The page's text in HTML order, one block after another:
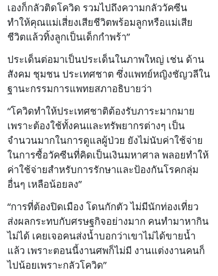
เองก็กลัวติดโควิด รวมไปถึงความกลัววัคซีน
ทำให้คุณแม่เสี่ยงเสียชีวิตพร้อมลูกหรือแม่เสีย
ชีวิตแล้วทิ้งลูกเป็นเด็กกำพร้า”
ประเด็นต่อมาเป็นประเด็นในภาพใหญ่ เช่น ด้าน
สังคม ชุมชน ประเทศชาต ซึ่งแพทย์หญิงชัญวลีใน
ฐานะกรรมการแพทยสภาอธิบายว่า
“โควิดทำให้ประเทศชาติต้องรับภาระมากมาย
เพราะต้องใช้ทั้งคนและทรัพยากรต่างๆ เป็น
จำนวนมากในการดูแลผู้ป่วย ยังไม่นับค่าใช้จ่าย
ในการซื้อวัคซีนที่คิดเป็นเงินมหาศาล พลอยทำให้
ค่าใช้จ่ายสำหรับการรักษาและป้องกันโรคกลุ่ม
อื่นๆ เหลือน้อยลง”
“การที่ต้องปิดเมือง โดนกักตัว ไม่มีนักท่องเที่ยว
ส่งผลกระทบกับศรษฐกิจอย่างมาก คนทำมาหากิน
ไม่ได้ เคยเจอคนส่งน้ำบอกว่าเขาไม่ได้ขายน้ำ
แล้ว เพราะตอนนี้งานศพก็ไม่มี งานแต่งงานคนก็
ไปน้อยเพราะกลัวโควิด”